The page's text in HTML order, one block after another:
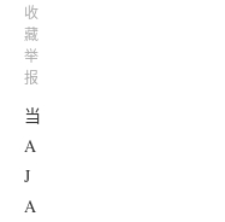
收
藏
举
报
当
A
J
A